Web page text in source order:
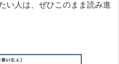
い人は、ぜひこのまま読み進